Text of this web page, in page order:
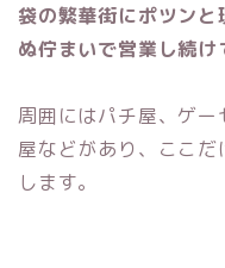
袋の繁華街にポツン
ぬ佇まいで営業し続け
周囲にはパチ屋、ゲ
屋などがあり、ここ
します。